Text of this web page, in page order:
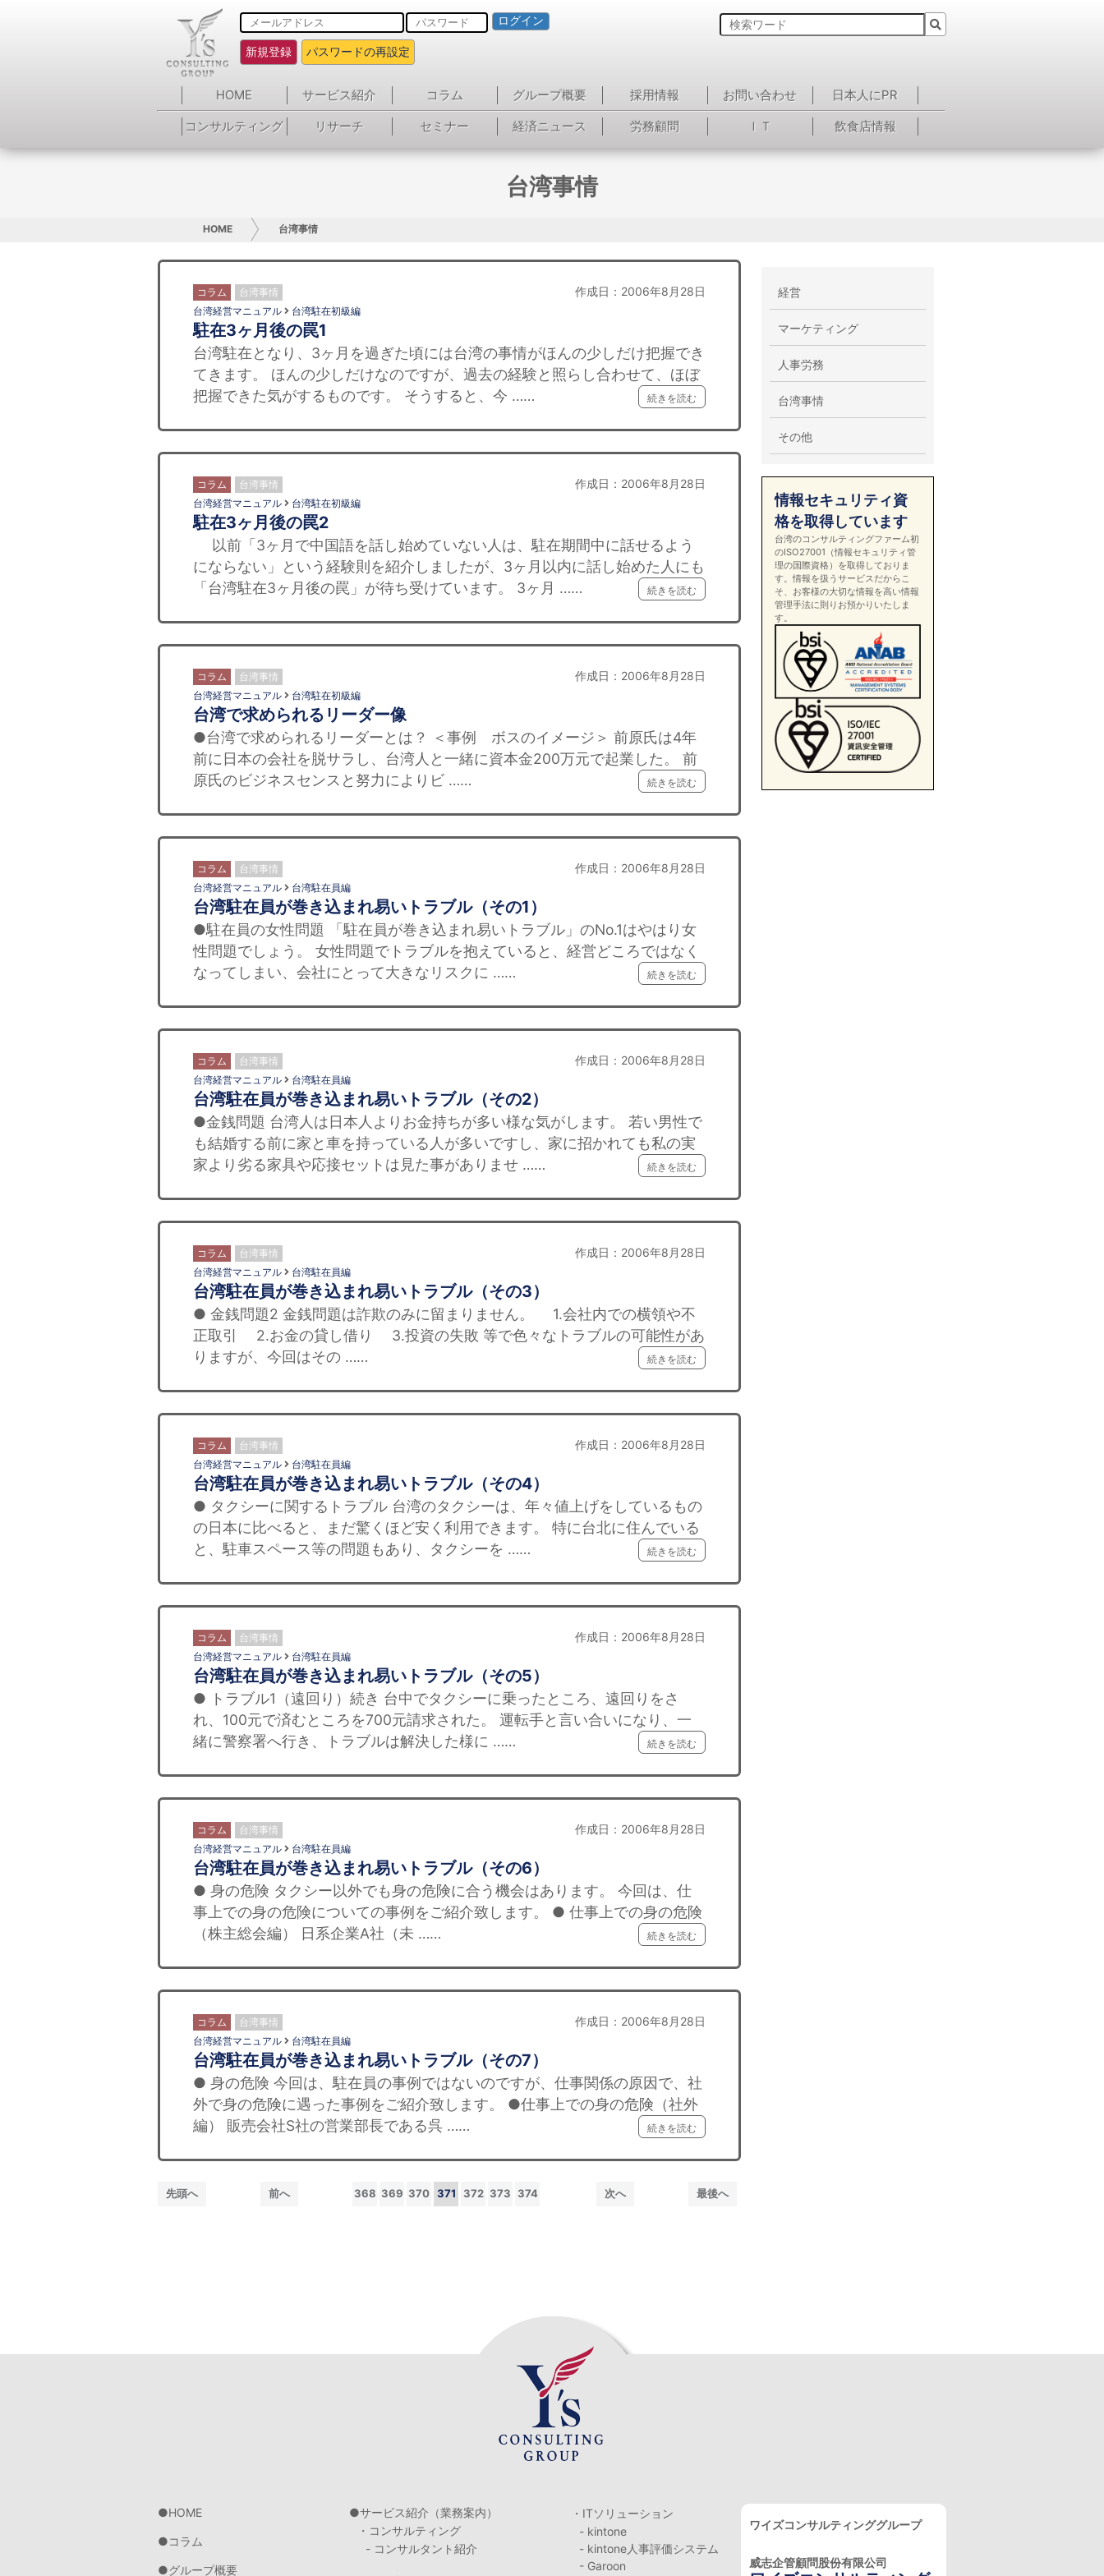
ログイン
新規登録 パスワードの再設定
HOME サービス紹介 コラム グループ概要 採用情報 お問い合わせ
日本人にPR
コンサルティング
リサーチ セミナー 経済ニュース 労務顧問 ＩＴ 飲食店情報
台湾事情
HOME 台湾事情
コラム 台湾事情 作成日：2006年8月28日
台湾経営マニュアル 台湾駐在初級編
駐在3ヶ月後の罠1
台湾駐在となり、3ヶ月を過ぎた頃には台湾の事情がほんの少しだけ把握でき
てきます。 ほんの少しだけなのですが、過去の経験と照らし合わせて、ほぼ
把握できた気がするものです。 そうすると、今 ……
続きを読む
コラム 台湾事情 作成日：2006年8月28日
台湾経営マニュアル 台湾駐在初級編
駐在3ヶ月後の罠2
以前「3ヶ月で中国語を話し始めていない人は、駐在期間中に話せるよう
にならない」という経験則を紹介しましたが、3ヶ月以内に話し始めた人にも
「台湾駐在3ヶ月後の罠」が待ち受けています。 3ヶ月 ……
続きを読む
コラム 台湾事情 作成日：2006年8月28日
台湾経営マニュアル 台湾駐在初級編
台湾で求められるリーダー像
●台湾で求められるリーダーとは？ ＜事例 ボスのイメージ＞ 前原氏は4年
前に日本の会社を脱サラし、台湾人と一緒に資本金200万元で起業した。 前
原氏のビジネスセンスと努力によりビ ……
続きを読む
コラム 台湾事情 作成日：2006年8月28日
台湾経営マニュアル 台湾駐在員編
台湾駐在員が巻き込まれ易いトラブル（その1）
●駐在員の女性問題 「駐在員が巻き込まれ易いトラブル」のNo.1はやはり女
性問題でしょう。 女性問題でトラブルを抱えていると、経営どころではなく
なってしまい、会社にとって大きなリスクに ……
続きを読む
コラム 台湾事情 作成日：2006年8月28日
台湾経営マニュアル 台湾駐在員編
台湾駐在員が巻き込まれ易いトラブル（その2）
●金銭問題 台湾人は日本人よりお金持ちが多い様な気がします。 若い男性で
も結婚する前に家と車を持っている人が多いですし、家に招かれても私の実
家より劣る家具や応接セットは見た事がありませ ……
続きを読む
コラム 台湾事情 作成日：2006年8月28日
台湾経営マニュアル 台湾駐在員編
台湾駐在員が巻き込まれ易いトラブル（その3）
● 金銭問題2 金銭問題は詐欺のみに留まりません。 1.会社内での横領や不
正取引 2.お金の貸し借り 3.投資の失敗 等で色々なトラブルの可能性があ
りますが、今回はその ……
続きを読む
コラム 台湾事情 作成日：2006年8月28日
台湾経営マニュアル 台湾駐在員編
台湾駐在員が巻き込まれ易いトラブル（その4）
● タクシーに関するトラブル 台湾のタクシーは、年々値上げをしているもの
の日本に比べると、まだ驚くほど安く利用できます。 特に台北に住んでいる
と、駐車スペース等の問題もあり、タクシーを ……
続きを読む
コラム 台湾事情 作成日：2006年8月28日
台湾経営マニュアル 台湾駐在員編
台湾駐在員が巻き込まれ易いトラブル（その5）
● トラブル1（遠回り）続き 台中でタクシーに乗ったところ、遠回りをさ
れ、100元で済むところを700元請求された。 運転手と言い合いになり、一
緒に警察署へ行き、トラブルは解決した様に ……
続きを読む
コラム 台湾事情 作成日：2006年8月28日
台湾経営マニュアル 台湾駐在員編
台湾駐在員が巻き込まれ易いトラブル（その6）
● 身の危険 タクシー以外でも身の危険に合う機会はあります。 今回は、仕
事上での身の危険についての事例をご紹介致します。 ● 仕事上での身の危険
（株主総会編） 日系企業A社（未 ……
続きを読む
コラム 台湾事情 作成日：2006年8月28日
台湾経営マニュアル 台湾駐在員編
台湾駐在員が巻き込まれ易いトラブル（その7）
● 身の危険 今回は、駐在員の事例ではないのですが、仕事関係の原因で、社
外で身の危険に遇った事例をご紹介致します。 ●仕事上での身の危険（社外
編） 販売会社S社の営業部長である呉 ……
続きを読む
先頭へ 前へ 368 369 370 371 372 373 374 次へ 最後へ
経営
マーケティング
人事労務
台湾事情
その他
情報セキュリティ資
格を取得しています
台湾のコンサルティングファーム初
のISO27001（情報セキュリティ管
理の国際資格）を取得しておりま
す。情報を扱うサービスだからこ
そ、お客様の大切な情報を高い情報
管理手法に則りお預かりいたしま
す。
HOME
コラム
グループ概要
サービス紹介（業務案内）
・コンサルティング
- コンサルタント紹介
・ITソリューション
- kintone
- kintone人事評価システム
- Garoon
ワイズコンサルティンググループ
威志企管顧問股份有限公司